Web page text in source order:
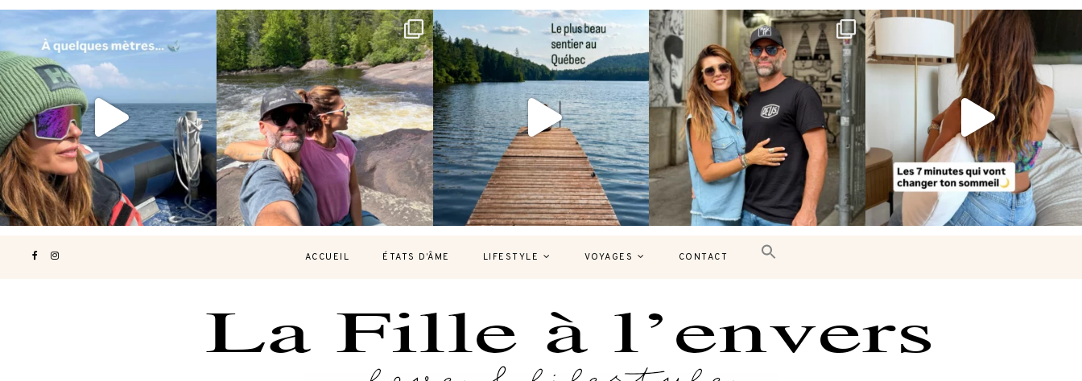
Voir une baleine en photo, c’est
impressionnant 🐋...
196
Les Laurentides, le Québec version
nature.
...
309 47
Et si je te disais qu’il existe un sentier où
126 37
Montréal, une très belle surprise 🇨🇦
J’ai...
442
Le sommeil est essentiel à notre bien-
être… et...
102 14
ACCUEIL ÉTATS D’ÂME LIFESTYLE VOYAGES CONTACT